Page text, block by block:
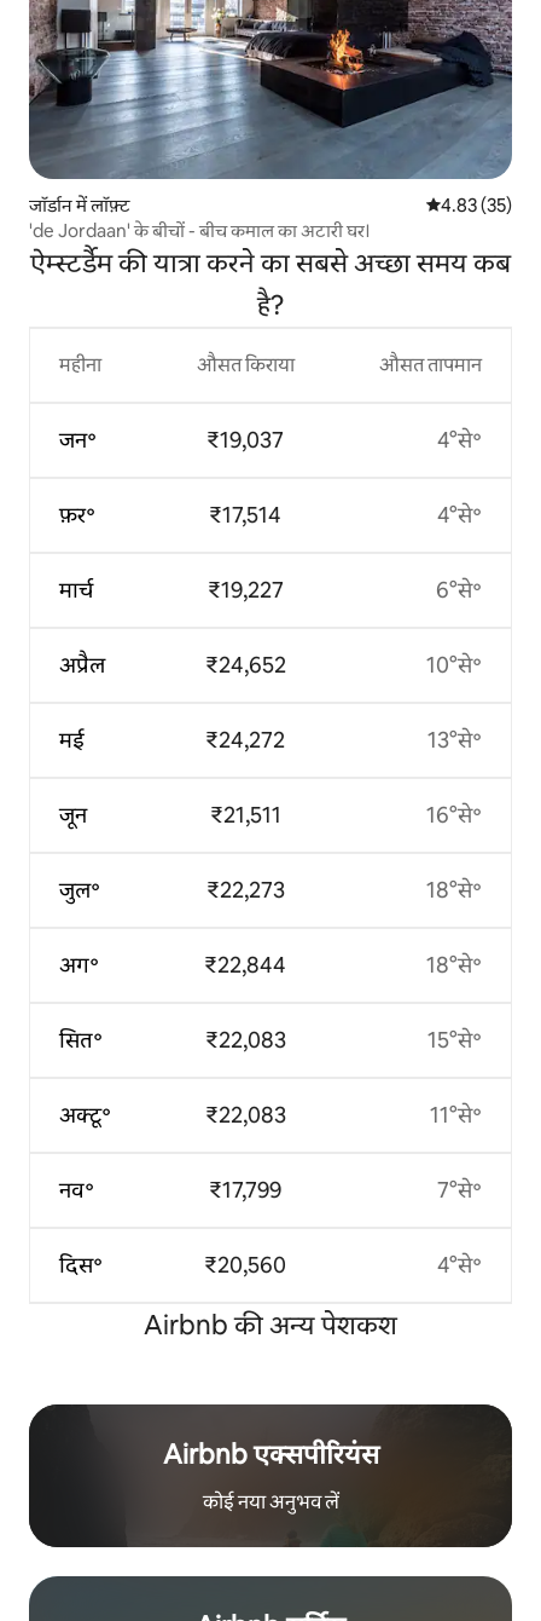
जॉर्डान में लॉफ़्ट औसत रेटिंग 5 में
4.83 (35)
'de Jordaan' के बीचों - बीच कमाल का अटारी घर।
ऐम्स्टर्डैम की यात्रा करने का सबसे अच्छा समय कब
है?
महीना
जन॰
फ़र॰
मार्च
अप्रैल
मई
जून
जुल॰
अग॰
सित॰
अक्टू॰
नव॰
दिस॰
औसत किराया
₹19,037
₹17,514
₹19,227
₹24,652
₹24,272
₹21,511
₹22,273
₹22,844
₹22,083
₹22,083
₹17,799
₹20,560
औसत तापमान
4°से॰
4°से॰
6°से॰
10°से॰
13°से॰
16°से॰
18°से॰
18°से॰
15°से॰
11°से॰
7°से॰
4°से॰
Airbnb की अन्य पेशकश
Airbnb एक्सपीरियंस
कोई नया अनुभव लें